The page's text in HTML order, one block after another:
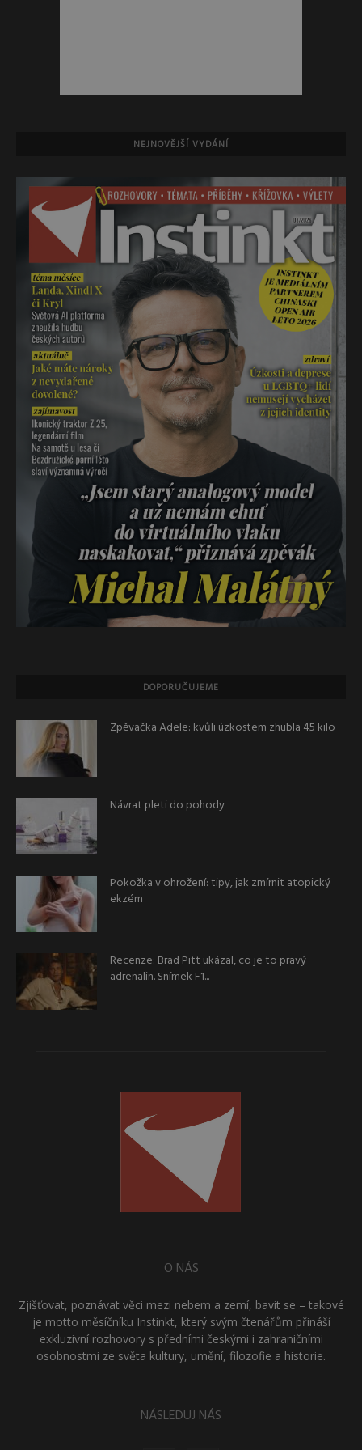
NEJNOVĚJŠÍ VYDÁNÍ
DOPORUČUJEME
Zpěvačka Adele: kvůli úzkostem zhubla 45 kilo
Návrat pleti do pohody
Pokožka v ohrožení: tipy, jak zmírnit atopický
ekzém
Recenze: Brad Pitt ukázal, co je to pravý
adrenalin. Snímek F1...
O NÁS
Zjišťovat, poznávat věci mezi nebem a zemí, bavit se – takové
je motto měsíčníku Instinkt, který svým čtenářům přináší
exkluzivní rozhovory s předními českými i zahraničními
osobnostmi ze světa kultury, umění, filozofie a historie.
NÁSLEDUJ NÁS